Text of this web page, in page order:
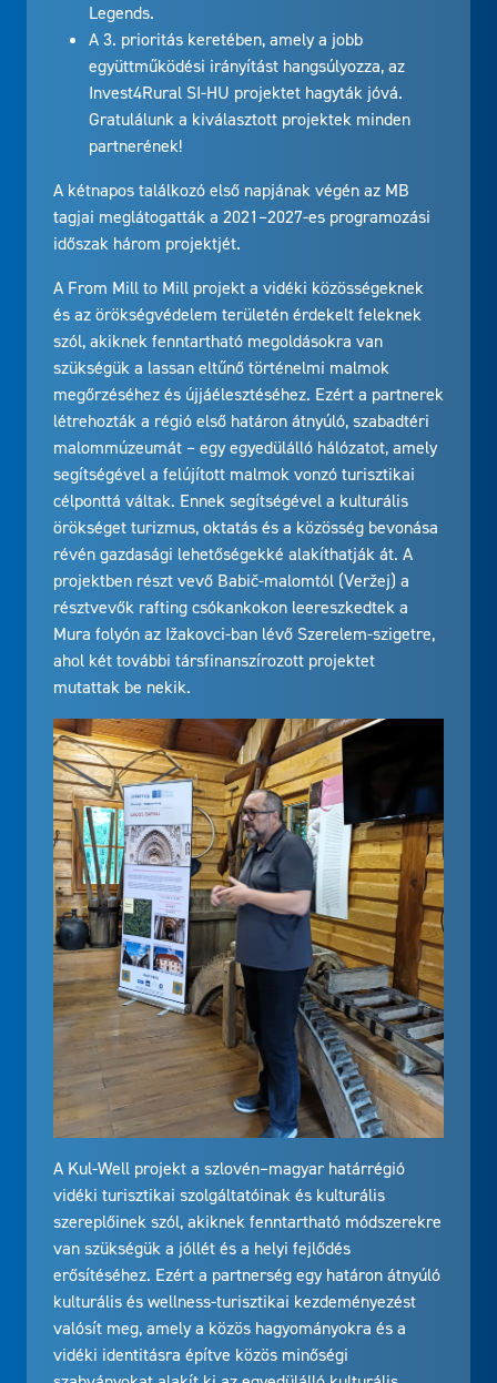
Legends.
A 3. prioritás keretében, amely a jobb
együttműködési irányítást hangsúlyozza, az
Invest4Rural SI-HU projektet hagyták jóvá.
Gratulálunk a kiválasztott projektek minden
partnerének!
A kétnapos találkozó első napjának végén az MB
tagjai meglátogatták a 2021–2027-es programozási
időszak három projektjét.
A From Mill to Mill projekt a vidéki közösségeknek
és az örökségvédelem területén érdekelt feleknek
szól, akiknek fenntartható megoldásokra van
szükségük a lassan eltűnő történelmi malmok
megőrzéséhez és újjáélesztéséhez. Ezért a partnerek
létrehozták a régió első határon átnyúló, szabadtéri
malommúzeumát – egy egyedülálló hálózatot, amely
segítségével a felújított malmok vonzó turisztikai
célponttá váltak. Ennek segítségével a kulturális
örökséget turizmus, oktatás és a közösség bevonása
révén gazdasági lehetőségekké alakíthatják át. A
projektben részt vevő Babič-malomtól (Veržej) a
résztvevők rafting csókankokon leereszkedtek a
Mura folyón az Ižakovci-ban lévő Szerelem-szigetre,
ahol két további társfinanszírozott projektet
mutattak be nekik.
A Kul-Well projekt a szlovén–magyar határrégió
vidéki turisztikai szolgáltatóinak és kulturális
szereplőinek szól, akiknek fenntartható módszerekre
van szükségük a jóllét és a helyi fejlődés
erősítéséhez. Ezért a partnerség egy határon átnyúló
kulturális és wellness-turisztikai kezdeményezést
valósít meg, amely a közös hagyományokra és a
vidéki identitásra építve közös minőségi